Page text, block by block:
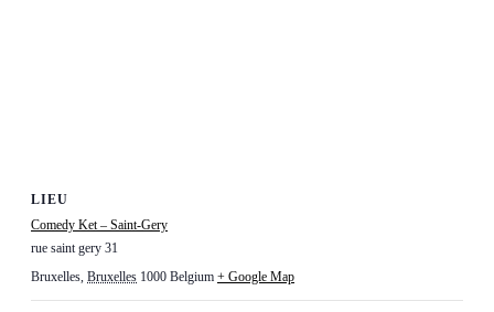
LIEU
Comedy Ket – Saint-Gery
rue saint gery 31
Bruxelles, Bruxelles 1000 Belgium + Google Map